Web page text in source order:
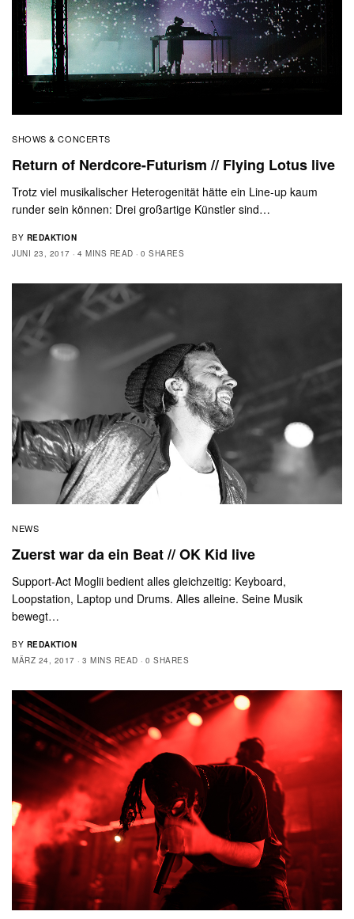
SHOWS & CONCERTS
Return of Nerdcore-Futurism // Flying Lotus live
Trotz viel musikalischer Heterogenität hätte ein Line-up kaum
runder sein können: Drei großartige Künstler sind…
BY REDAKTION
JUNI 23, 2017
4 MINS READ 0 SHARES
NEWS
Zuerst war da ein Beat // OK Kid live
Support-Act Moglii bedient alles gleichzeitig: Keyboard,
Loopstation, Laptop und Drums. Alles alleine. Seine Musik
bewegt…
BY REDAKTION
MÄRZ 24, 2017
3 MINS READ 0 SHARES